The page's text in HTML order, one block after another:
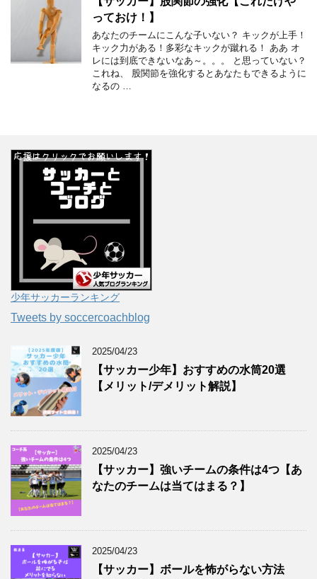
っておけ！】
あなたのチームにこんな子いない？ キックが上手！
キック力がある！多彩なキックが蹴れる！ ああ オ
レには到底できないなあ～。。。 と思っていない？
これね、 股関節を強化するとあなたもできるように
なるの …
少年サッカーランキング
Tweets by soccercoachblog
2025/04/23
【サッカー少年】おすすめの水筒20選
【メリット/デメリット解説】
2025/04/23
【サッカー】強いチームの条件は4つ【あ
なたのチームは当てはまる？】
2025/04/23
【サッカー】ボールを怖がらない方法